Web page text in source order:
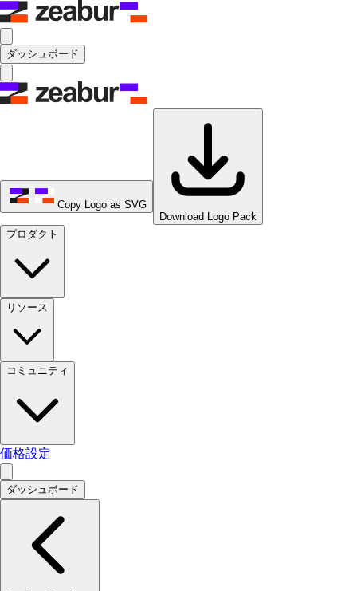
ダッシュボード
Copy Logo as SVG
Download Logo Pack
プロダクト
リソース
コミュニティ
価格設定
ダッシュボード